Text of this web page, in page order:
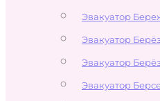
Эвакуатор
Эвакуатор
Эвакуатор
Эвакуатор